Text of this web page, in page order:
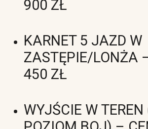
900 ZŁ
KARNET 5 JAZD W
ZASTĘPIE/LONŻA
450 ZŁ
WYJŚCIE W